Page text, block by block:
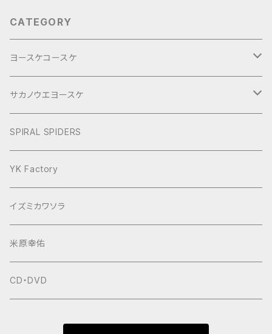
CATEGORY
ヨースケコースケ
ぶらり旅2017Short
サカノウエヨースケ
ヨースケNIGHT
SPIRAL SPIDERS
YK Factory
イズミカワソラ
米原幸佑
CD・DVD